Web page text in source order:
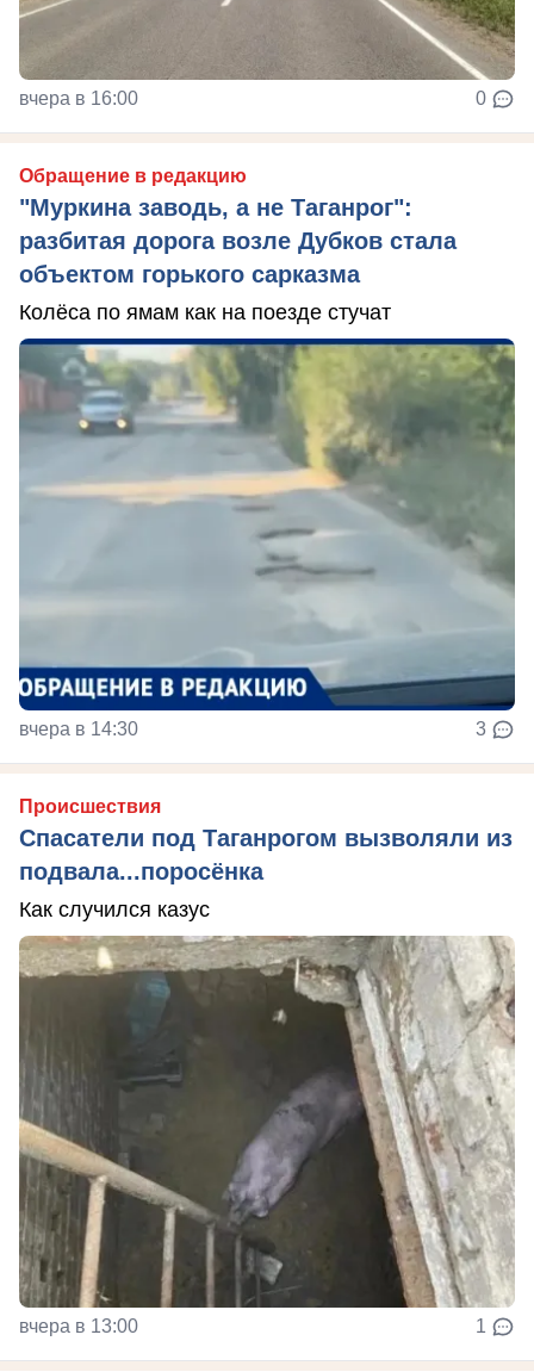
вчера в 16:00 0
Обращение в редакцию
"Муркина заводь, а не Таганрог":
разбитая дорога возле Дубков стала
объектом горького сарказма
Колёса по ямам как на поезде стучат
вчера в 14:30 3
Происшествия
Спасатели под Таганрогом вызволяли из
подвала...поросёнка
Как случился казус
вчера в 13:00 1